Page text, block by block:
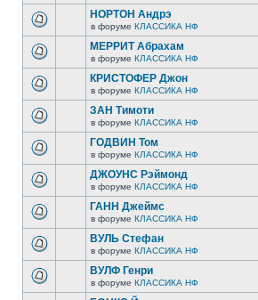
НОРТОН Андрэ
в форуме КЛАССИКА НФ
МЕРРИТ Абрахам
в форуме КЛАССИКА НФ
КРИСТОФЕР Джон
в форуме КЛАССИКА НФ
ЗАН Тимоти
в форуме КЛАССИКА НФ
ГОДВИН Том
в форуме КЛАССИКА НФ
ДЖОУНС Рэймонд
в форуме КЛАССИКА НФ
ГАНН Джеймс
в форуме КЛАССИКА НФ
ВУЛЬ Стефан
в форуме КЛАССИКА НФ
ВУЛФ Генри
в форуме КЛАССИКА НФ